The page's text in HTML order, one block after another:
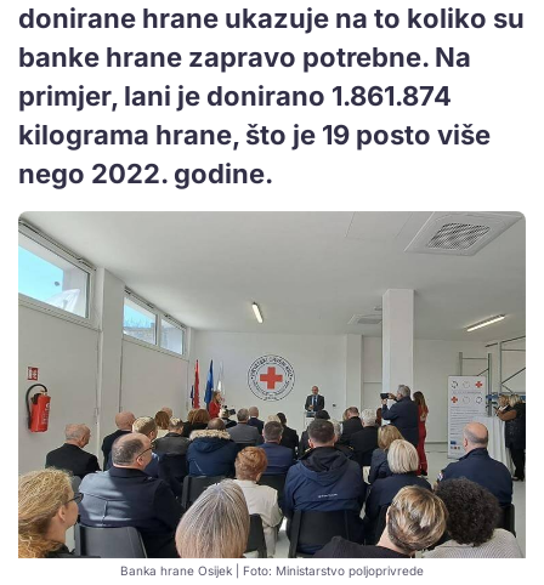
donirane hrane ukazuje na to koliko su
banke hrane zapravo potrebne. Na
primjer, lani je donirano 1.861.874
kilograma hrane, što je 19 posto više
nego 2022. godine.
Banka hrane Osijek | Foto: Ministarstvo poljoprivrede